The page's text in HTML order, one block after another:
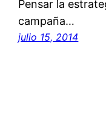
Pensar la
campaña…
julio 15, 2014